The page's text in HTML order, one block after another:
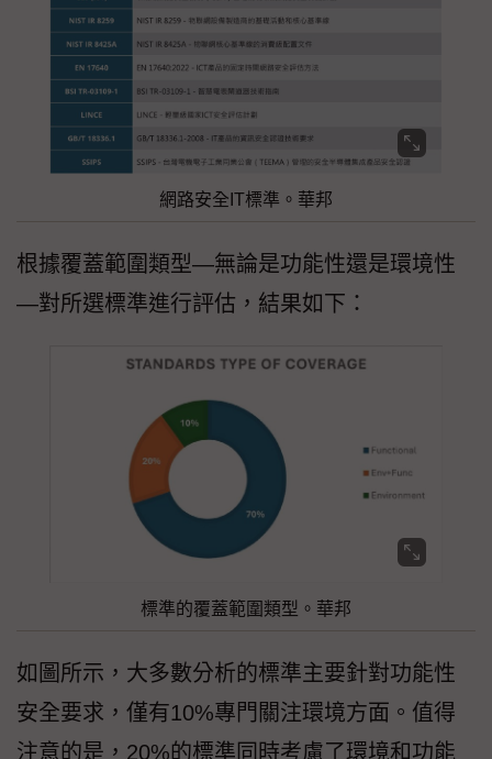
網路安全IT標準。華邦
根據覆蓋範圍類型—無論是功能性還是環境性
—對所選標準進行評估，結果如下：
標準的覆蓋範圍類型。華邦
如圖所示，大多數分析的標準主要針對功能性
安全要求，僅有10%專門關注環境方面。值得
注意的是，20%的標準同時考慮了環境和功能